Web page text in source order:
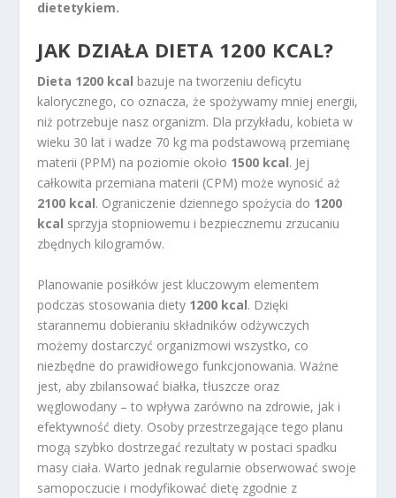
dietetykiem.
JAK DZIAŁA DIETA 1200 KCAL?
Dieta 1200 kcal bazuje na tworzeniu deficytu
kalorycznego, co oznacza, że spożywamy mniej energii,
niż potrzebuje nasz organizm. Dla przykładu, kobieta w
wieku 30 lat i wadze 70 kg ma podstawową przemianę
materii (PPM) na poziomie około 1500 kcal. Jej
całkowita przemiana materii (CPM) może wynosić aż
2100 kcal. Ograniczenie dziennego spożycia do 1200
kcal sprzyja stopniowemu i bezpiecznemu zrzucaniu
zbędnych kilogramów.
Planowanie posiłków jest kluczowym elementem
podczas stosowania diety 1200 kcal. Dzięki
starannemu dobieraniu składników odżywczych
możemy dostarczyć organizmowi wszystko, co
niezbędne do prawidłowego funkcjonowania. Ważne
jest, aby zbilansować białka, tłuszcze oraz
węglowodany – to wpływa zarówno na zdrowie, jak i
efektywność diety. Osoby przestrzegające tego planu
mogą szybko dostrzegać rezultaty w postaci spadku
masy ciała. Warto jednak regularnie obserwować swoje
samopoczucie i modyfikować dietę zgodnie z